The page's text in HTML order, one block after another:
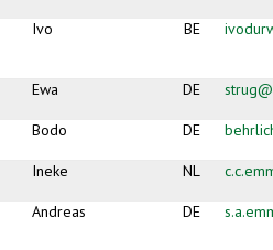
Ivo BE
Ewa DE
Bodo DE
Ineke NL
Andreas DE